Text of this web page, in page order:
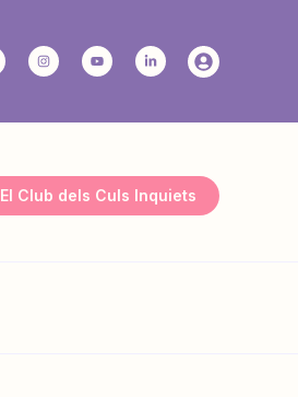
El Club dels Culs Inquiets